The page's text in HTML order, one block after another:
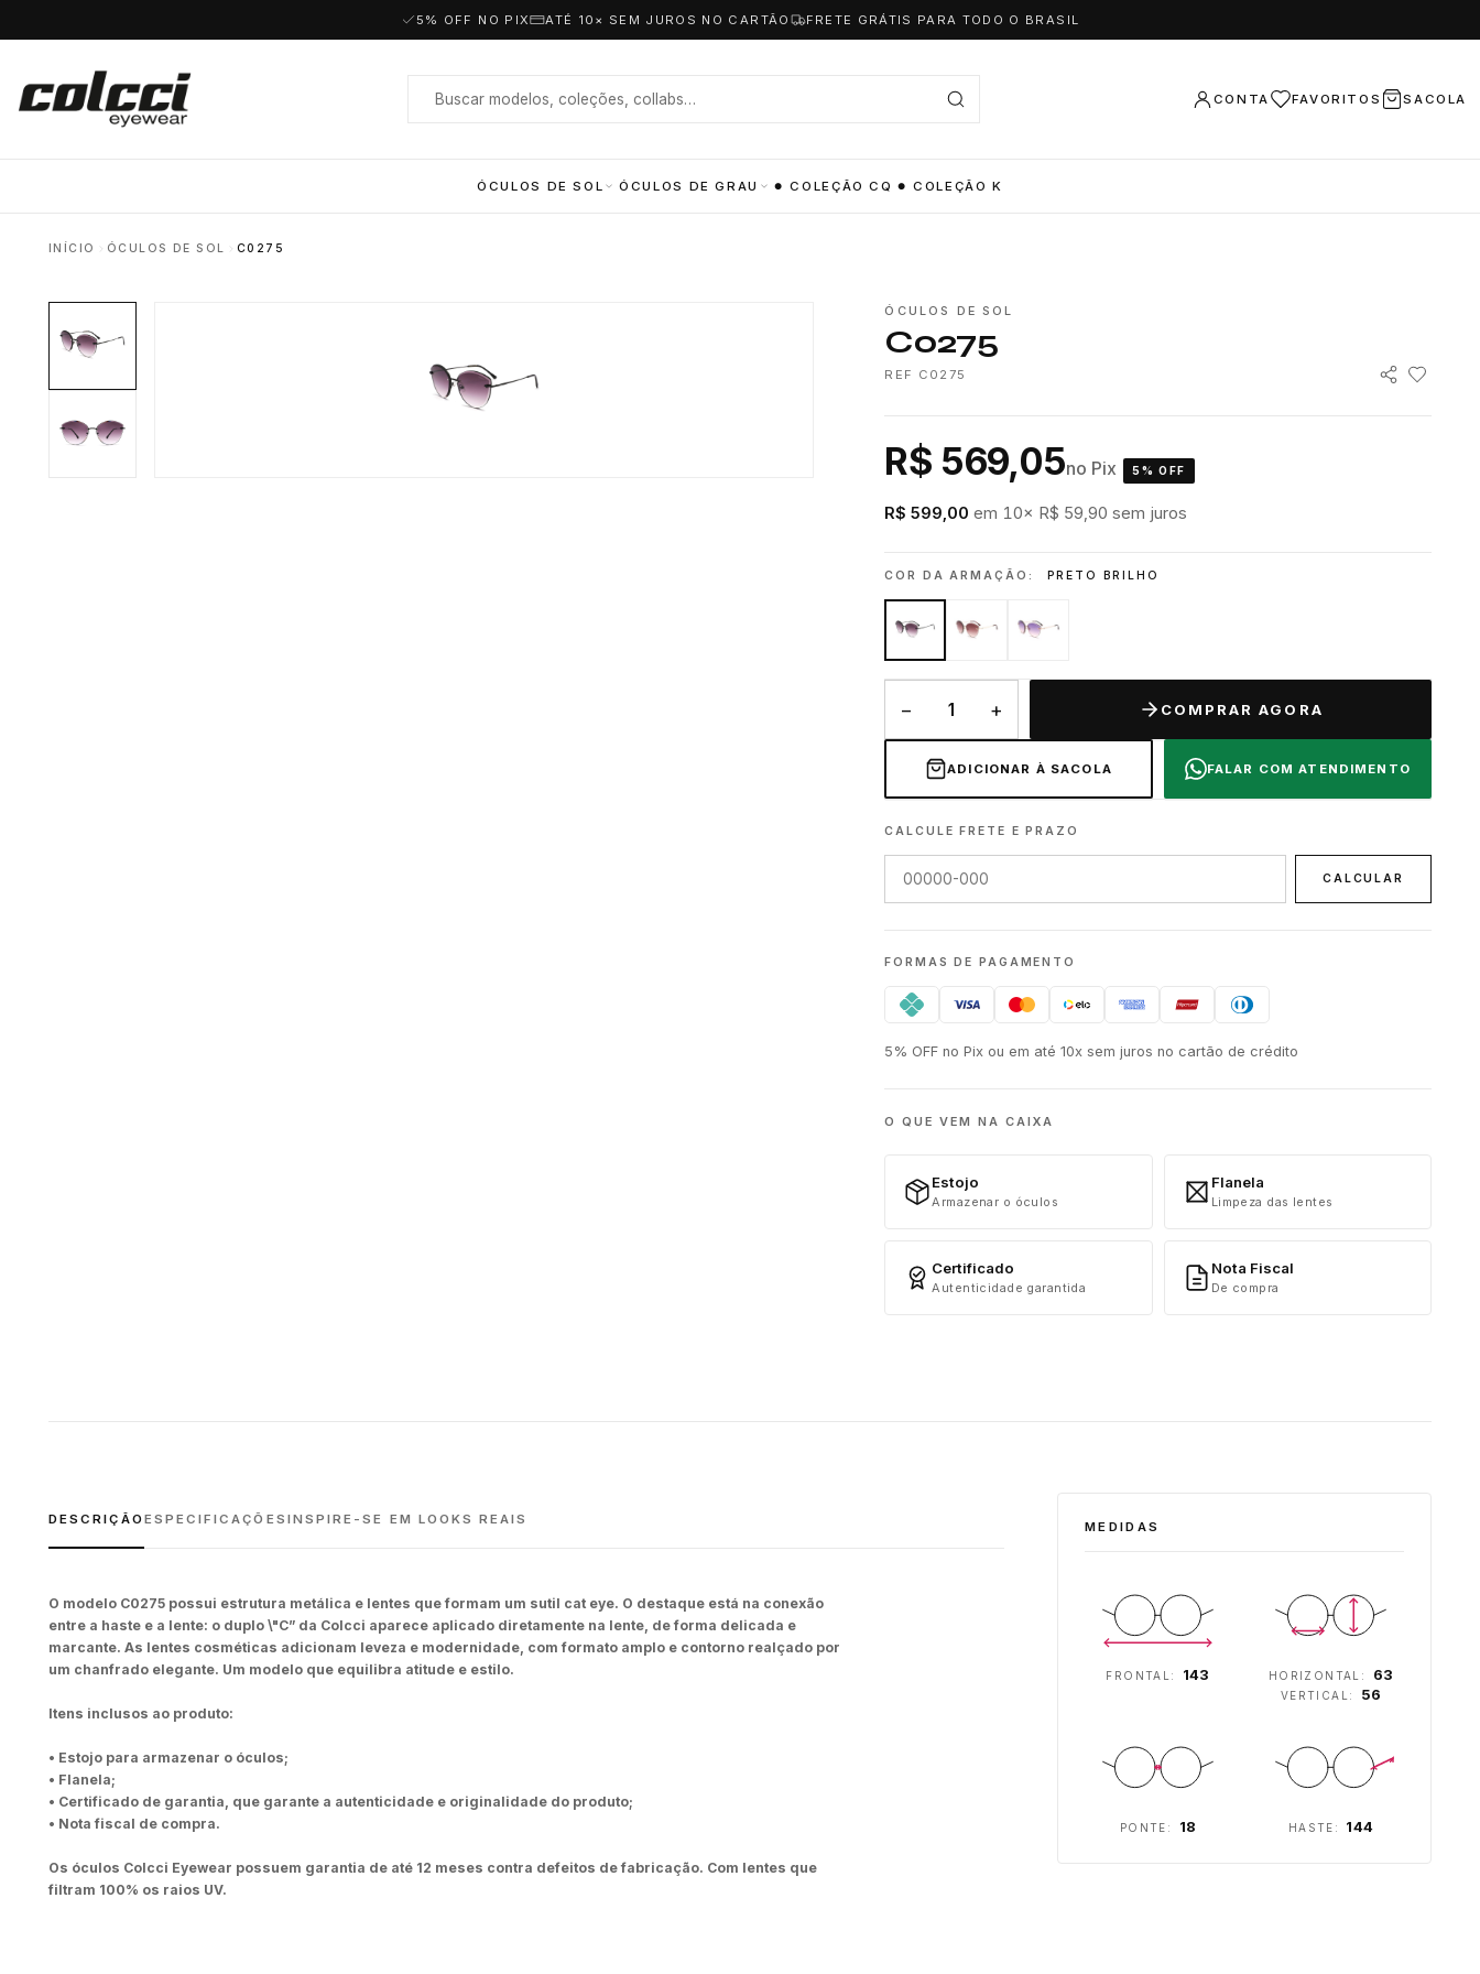
5% OFF NO PIX ATÉ 10× SEM JUROS NO CARTÃO FRETE GRÁTIS PARA TODO O BRASIL
CONTA FAVORITOS SACOLA
ÓCULOS DE SOL
Metal
ÓCULOS DE GRAU COLEÇÃO CQ COLEÇÃO K
INÍCIO ÓCULOS DE SOL C0275
ÓCULOS DE SOL
C0275
REF C0275
R$ 569,05no Pix 5% OFF
R$ 599,00 em 10× R$ 59,90 sem juros
COR DA ARMAÇÃO: PRETO BRILHO
− + COMPRAR AGORA
ADICIONAR À SACOLA FALAR COM ATENDIMENTO
CALCULE FRETE E PRAZO
CALCULAR
FORMAS DE PAGAMENTO
5% OFF no Pix ou em até 10x sem juros no cartão de crédito
O QUE VEM NA CAIXA
Estojo
Armazenar o óculos
Flanela
Limpeza das lentes
Certificado
Autenticidade garantida
Nota Fiscal
De compra
DESCRIÇÃO ESPECIFICAÇÕES INSPIRE-SE EM LOOKS REAIS
O modelo C0275 possui estrutura metálica e lentes que formam um sutil cat eye. O destaque está na conexão
entre a haste e a lente: o duplo \"C” da Colcci aparece aplicado diretamente na lente, de forma delicada e
marcante. As lentes cosméticas adicionam leveza e modernidade, com formato amplo e contorno realçado por
um chanfrado elegante. Um modelo que equilibra atitude e estilo.
Itens inclusos ao produto:
• Estojo para armazenar o óculos;
• Flanela;
• Certificado de garantia, que garante a autenticidade e originalidade do produto;
• Nota fiscal de compra.
Os óculos Colcci Eyewear possuem garantia de até 12 meses contra defeitos de fabricação. Com lentes que
filtram 100% os raios UV.
MEDIDAS
FRONTAL: 143 HORIZONTAL: 63
VERTICAL: 56
PONTE: 18 HASTE: 144